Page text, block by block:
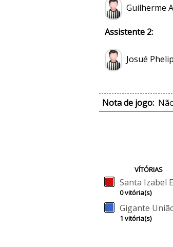
Guilherme
Assistente 2:
Josué
Nota de jogo:
VÍTÓRIAS
Santa Izabel
0 vitória(s)
Gigante
1 vitória(s)